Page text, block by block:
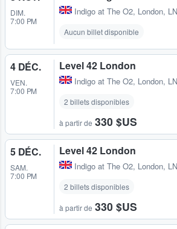
DIM.
7:00 PM
Indigo at The O2, London,
Aucun billet disponible
4 DÉC.
VEN.
7:00 PM
Level 42 London
Indigo at The O2, London,
2 billets disponibles
à partir de 330 $US
5 DÉC.
SAM.
7:00 PM
Level 42 London
Indigo at The O2, London,
2 billets disponibles
à partir de 330 $US